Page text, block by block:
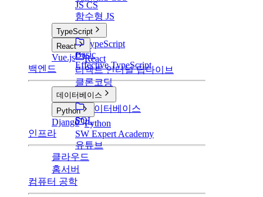
JS CS
함수형 JS
TypeScript
TypeScript
Basic
Effective TypeScript
React
React
리액트 인터널 딥다이브
클론코딩
Vue.js
백엔드
데이터베이스
데이터베이스
SQL
Python
Python
SW Expert Academy
유튜브
Django
인프라
클라우드
홈서버
컴퓨터 공학